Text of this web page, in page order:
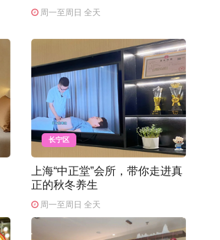
周一至周日 全天
长宁区
上海“中正堂”会所，带你走进真
正的秋冬养生
周一至周日 全天